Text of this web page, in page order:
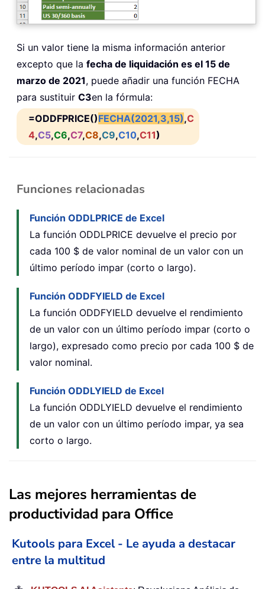
Si un valor tiene la misma información anterior
excepto que la fecha de liquidación es el 15 de
marzo de 2021, puede añadir una función FECHA
para sustituir C3en la fórmula:
=ODDFPRICE()FECHA(2021,3,15),C
4,C5,C6,C7,C8,C9,C10,C11)
Funciones relacionadas
Función ODDLPRICE de Excel
La función ODDLPRICE devuelve el precio por
cada 100 $ de valor nominal de un valor con un
último período impar (corto o largo).
Función ODDFYIELD de Excel
La función ODDFYIELD devuelve el rendimiento
de un valor con un último período impar (corto o
largo), expresado como precio por cada 100 $ de
valor nominal.
Función ODDLYIELD de Excel
La función ODDLYIELD devuelve el rendimiento
de un valor con un último período impar, ya sea
corto o largo.
Las mejores herramientas de
productividad para Office
Kutools para Excel - Le ayuda a destacar
entre la multitud